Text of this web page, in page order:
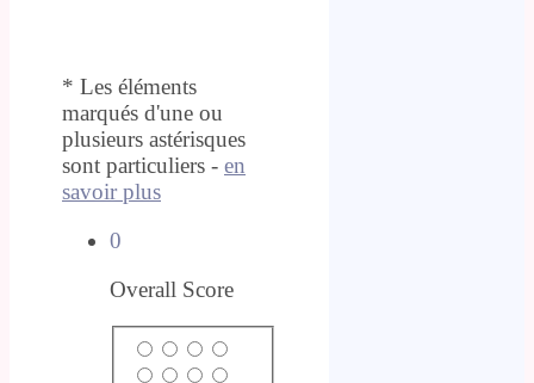
* Les éléments
marqués d'une ou
plusieurs astérisques
sont particuliers - en
savoir plus
0
Overall Score